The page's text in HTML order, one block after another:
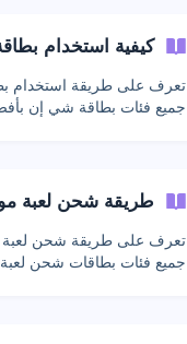
كيفية استخدام
تعرف على طريقة استخدام
جميع فئات بطاقة شي إن
طريقة شحن لعبة
تعرف على طريقة شحن لعبة
جميع فئات بطاقات شحن لعبة